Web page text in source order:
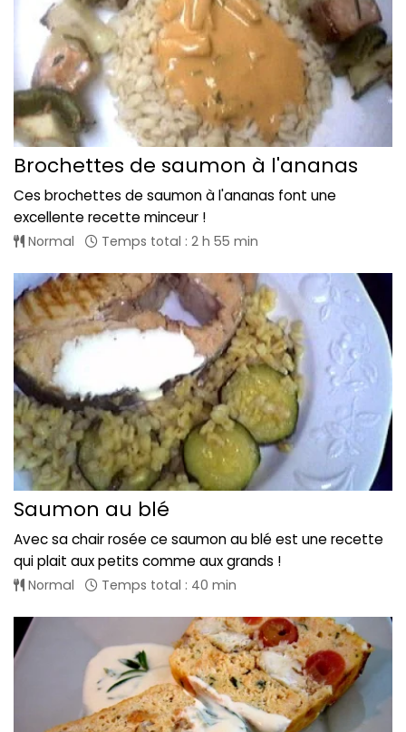
Brochettes de saumon à l'ananas
Ces brochettes de saumon à l'ananas font une
excellente recette minceur !
Normal Temps total : 2 h 55 min
Saumon au blé
Avec sa chair rosée ce saumon au blé est une recette
qui plait aux petits comme aux grands !
Normal Temps total : 40 min